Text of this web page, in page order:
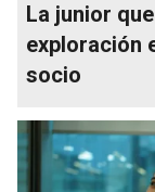
La junior
exploración
socio